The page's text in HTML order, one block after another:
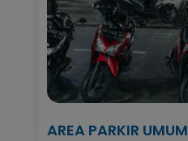
AREA PARKIR UMUM